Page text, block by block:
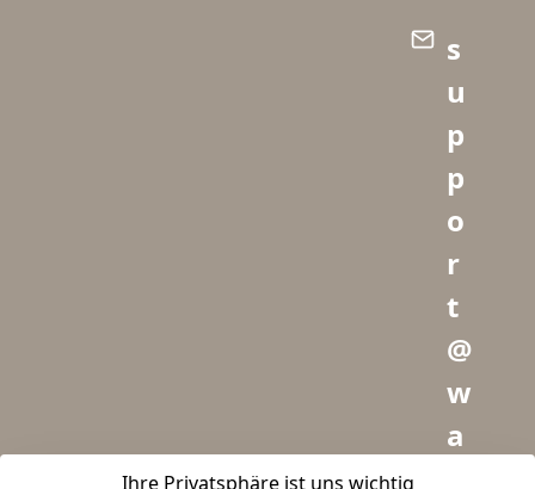
Ihre Privatsphäre ist uns wichtig
s
u
p
p
o
r
t
@
w
a